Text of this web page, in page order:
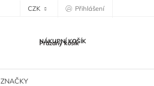
CZK Přihlášení
NÁKUPNÍ KOŠÍK
Prázdný košík
ZNAČKY